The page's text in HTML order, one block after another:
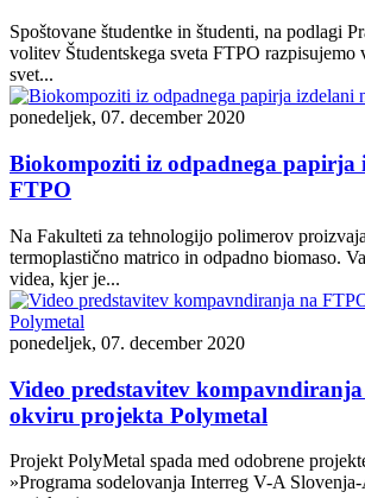
Spoštovane študentke in študenti, na podlagi
volitev Študentskega sveta FTPO
svet...
ponedeljek, 07. december 2020
Biokompoziti iz odpadnega papirja
FTPO
Na Fakulteti za tehnologijo polimerov
termoplastično matrico in odpadno biomaso.
videa, kjer je...
ponedeljek, 07. december 2020
Video predstavitev
okviru projekta Polymetal
Projekt PolyMetal spada med odobrene
»Programa sodelovanja Interreg V-A